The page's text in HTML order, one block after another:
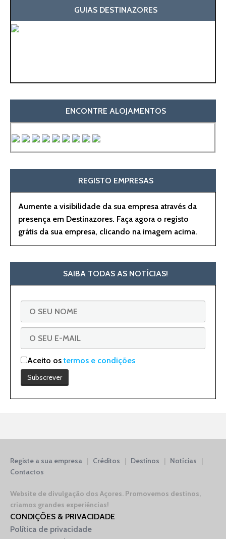
GUIAS DESTINAZORES
ENCONTRE ALOJAMENTOS
REGISTO EMPRESAS
Aumente a visibilidade da sua empresa através da
presença em Destinazores. Faça agora o registo
grátis da sua empresa, clicando na imagem acima.
SAIBA TODAS AS NOTÍCIAS!
Aceito ostermos e condições
Registe a sua empresa | Créditos | Destinos | Notícias |
Contactos
Website de divulgação dos Açores. Promovemos destinos,
criamos grandes experiências!
CONDIÇÕES & PRIVACIDADE
Política de privacidade